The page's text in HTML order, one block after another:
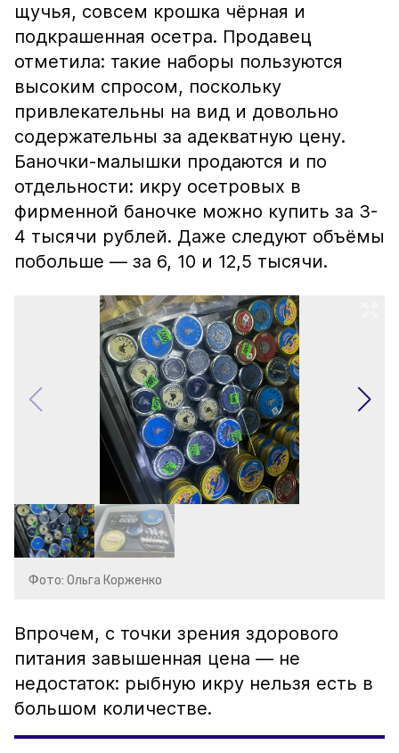
щучья, совсем крошка чёрная и
подкрашенная осетра. Продавец
отметила: такие наборы пользуются
высоким спросом, поскольку
привлекательны на вид и довольно
содержательны за адекватную цену.
Баночки-малышки продаются и по
отдельности: икру осетровых в
фирменной баночке можно купить за 3-
4 тысячи рублей. Даже следуют объёмы
побольше — за 6, 10 и 12,5 тысячи.
Фото: Ольга Корженко
Впрочем, с точки зрения здорового
питания завышенная цена — не
недостаток: рыбную икру нельзя есть в
большом количестве.